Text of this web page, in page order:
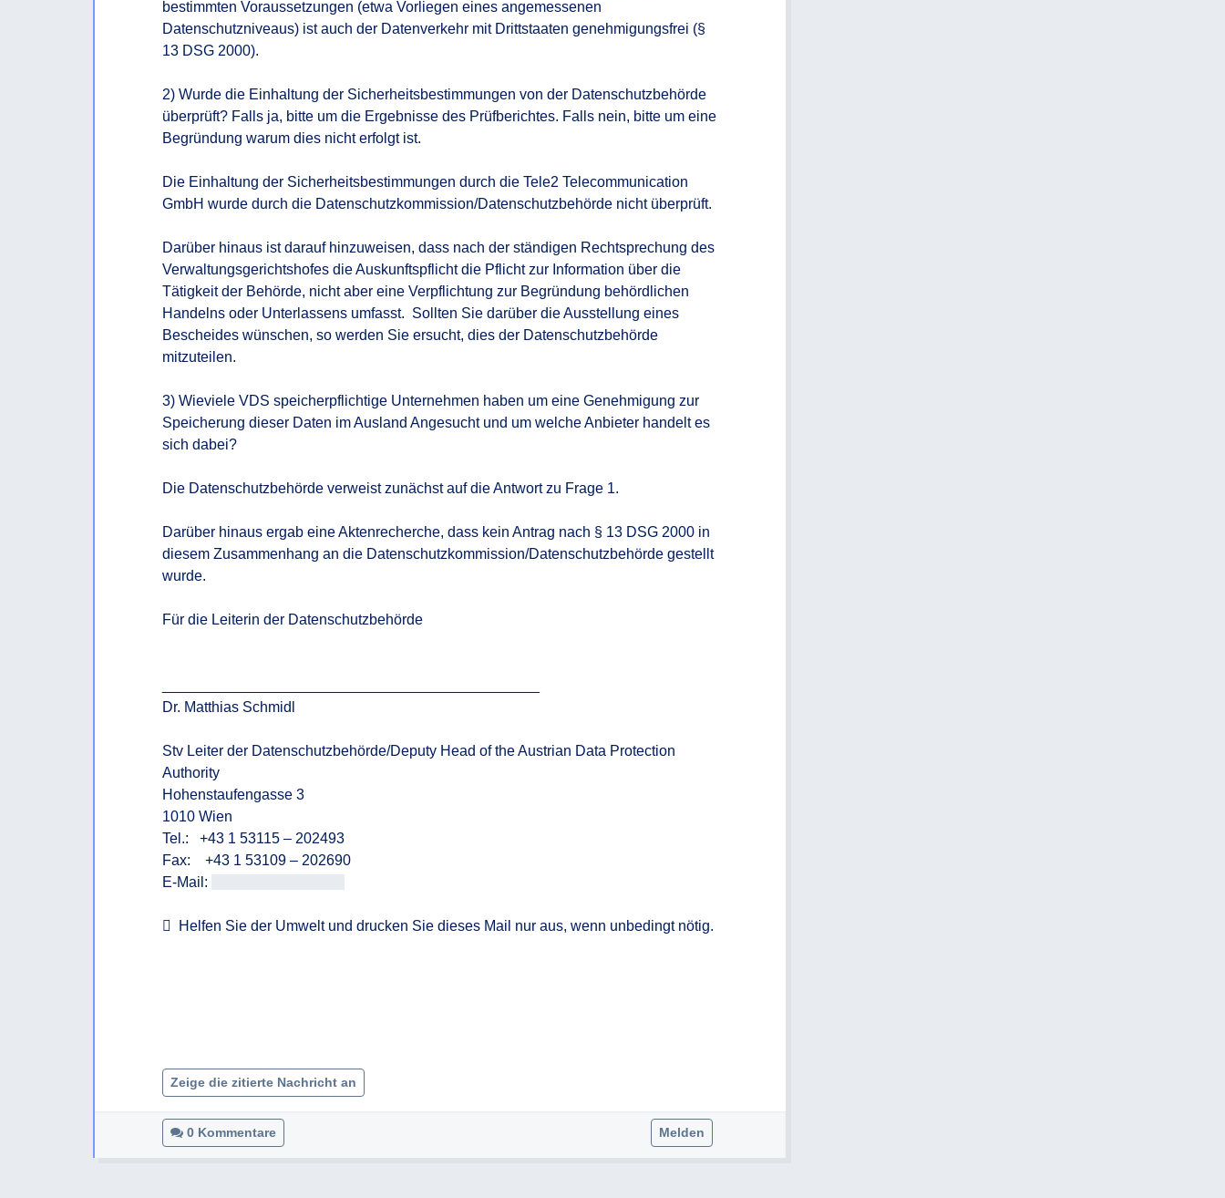
bestimmten Voraussetzungen (etwa Vorliegen eines angemessenen
Datenschutzniveaus) ist auch der Datenverkehr mit Drittstaaten genehmigungsfrei (§
13 DSG 2000).
2) Wurde die Einhaltung der Sicherheitsbestimmungen von der Datenschutzbehörde
überprüft? Falls ja, bitte um die Ergebnisse des Prüfberichtes. Falls nein, bitte um eine
Begründung warum dies nicht erfolgt ist.
Die Einhaltung der Sicherheitsbestimmungen durch die Tele2 Telecommunication
GmbH wurde durch die Datenschutzkommission/Datenschutzbehörde nicht überprüft.
Darüber hinaus ist darauf hinzuweisen, dass nach der ständigen Rechtsprechung des
Verwaltungsgerichtshofes die Auskunftspflicht die Pflicht zur Information über die
Tätigkeit der Behörde, nicht aber eine Verpflichtung zur Begründung behördlichen
Handelns oder Unterlassens umfasst.  Sollten Sie darüber die Ausstellung eines
Bescheides wünschen, so werden Sie ersucht, dies der Datenschutzbehörde
mitzuteilen.
3) Wieviele VDS speicherpflichtige Unternehmen haben um eine Genehmigung zur
Speicherung dieser Daten im Ausland Angesucht und um welche Anbieter handelt es
sich dabei?
Die Datenschutzbehörde verweist zunächst auf die Antwort zu Frage 1.
Darüber hinaus ergab eine Aktenrecherche, dass kein Antrag nach § 13 DSG 2000 in
diesem Zusammenhang an die Datenschutzkommission/Datenschutzbehörde gestellt
wurde.
Für die Leiterin der Datenschutzbehörde
Dr. Matthias Schmidl
Stv Leiter der Datenschutzbehörde/Deputy Head of the Austrian Data Protection
Authority
Hohenstaufengasse 3
1010 Wien
Tel.:   +43 1 53115 – 202493
Fax:    +43 1 53109 – 202690
E-Mail:
  Helfen Sie der Umwelt und drucken Sie dieses Mail nur aus, wenn unbedingt nötig.
Zeige die zitierte Nachricht an
0 Kommentare Melden